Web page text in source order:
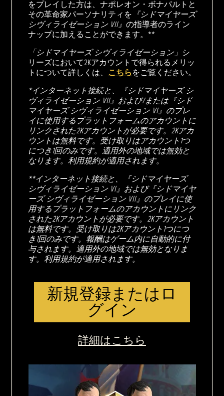
をプレイした方は、ナポレオン・ボナパルトと
その革命家パーソナリティを 『シドマイヤーズ
シヴィライゼーション VII』 の指導者のライン
ナップに加えることができます。**
「シドマイヤーズ シヴィライゼーション」 シ
リーズにおいて2Kアカウントで得られるメリッ
トについて詳しくは、 こちらをご覧ください。
*インターネット接続と、『シドマイヤーズ シ
ヴィライゼーション VII』および/または『シド
マイヤーズ シヴィライゼーション VI』のプレ
イに使用するプラットフォームのアカウントに
リンクされた2Kアカウントが必要です。2Kアカ
ウントは無料です。受け取りはアカウント1つ
につき1回のみです。適用外の地域では無効と
なります。利用規約が適用されます。
**インターネット接続と、『シドマイヤーズ
シヴィライゼーション VI』および『シドマイヤ
ーズ シヴィライゼーション VII』のプレイに使
用するプラットフォームのアカウントにリンク
された2Kアカウントが必要です。2Kアカウント
は無料です。受け取りは2Kアカウント1つにつ
き1回のみです。報酬はゲーム内に自動的に付
与されます。適用外の地域では無効となりま
す。利用規約が適用されます。
新規登録またはロ
グイン
詳細はこちら